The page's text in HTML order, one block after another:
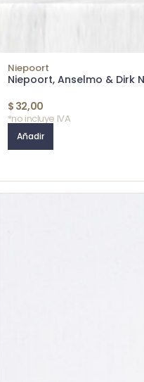
Niepoort
Niepoort, Anselmo & Dirk
$ 32,00
*no incluye IVA
Añadir